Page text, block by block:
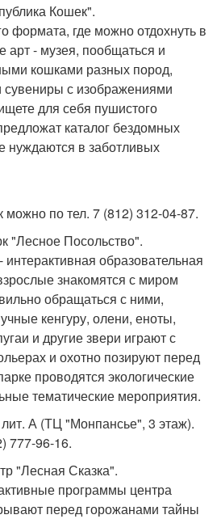
Кошек".
формата, где можно отдохнуть в
арт - музея, пообщаться и
кошками разных пород,
сувениры с изображениями
для себя пушистого
каталог бездомных
нуждаются в заботливых
можно по тел. 7 (812) 312-04-87.
"Лесное Посольство".
образовательная
знакомятся с миром
обращаться с ними,
кенгуру, олени, еноты,
и другие звери играют с
и охотно позируют перед
проводятся экологические
тематические мероприятия.
А (ТЦ "Монпансье", 3 этаж).
777-96-16.
"Лесная Сказка".
программы центра
перед горожанами тайны